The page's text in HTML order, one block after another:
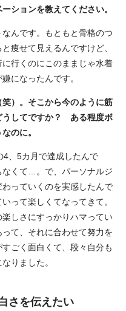
ションを教えてください。
んです。もともと骨格のつ
痩せて見えるんですけど、
行くのにこのままじゃ水着
になったんです。
）。そこから今のように筋
うしてですか？ ある程度ボ
のに。
、5カ月で達成したんで
なくて…。で、パーソナルジ
っていくのを実感したんで
って楽しくてなってきて。
しさにすっかりハマってい
て、それに合わせて努力を
ごく面白くて、段々自分も
りました。
さを伝えたい